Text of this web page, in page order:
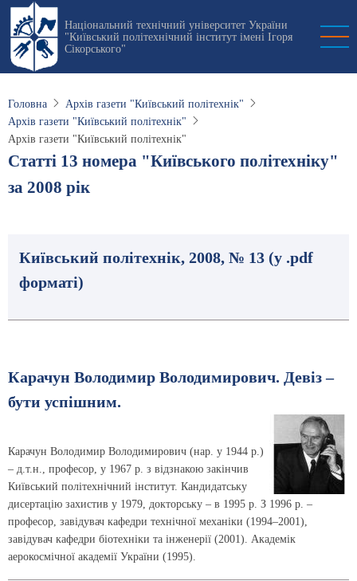
Перейти
основного
вмісту
Національний технічний університет України
"Київський політехнічний інститут імені Ігоря
Сікорського"
Головна
Архів газети "Київський політехнік"
Архів газети "Київський політехнік"
Архів газети "Київський політехнік"
Статті 13 номера "Київського політехніку"
за 2008 рік
Київський політехнік, 2008, № 13 (у .pdf
форматі)
Карачун Володимир Володимирович. Девіз –
бути успішним.
Карачун Володимир Володимирович (нар. у 1944 р.)
– д.т.н., професор, у 1967 р. з відзнакою закінчив
Київський політехнічний інститут. Кандидатську
дисертацію захистив у 1979, докторську – в 1995 р. З 1996 р. –
професор, завідувач кафедри технічної механіки (1994–2001),
завідувач кафедри біотехніки та інженерії (2001). Академік
аерокосмічної академії України (1995).